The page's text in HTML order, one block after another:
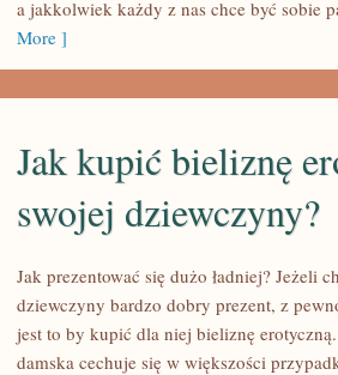
KTÓRE
MOŻEMY
a jakkolwiek każdy z nas chce być sobie
More ]
Jak kupić bieliznę
swojej dziewczyny?
Jak prezentować się dużo ładniej? Jeżeli
dziewczyny bardzo dobry prezent, z
jest to by kupić dla niej bieliznę
damska cechuje się w większości